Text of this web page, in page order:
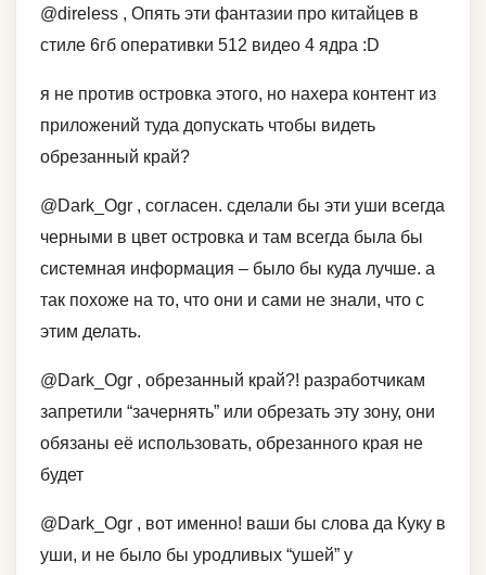
@direless , Опять эти фантазии про китайцев в
стиле 6гб оперативки 512 видео 4 ядра :D
я не против островка этого, но нахера контент из
приложений туда допускать чтобы видеть
обрезанный край?
@Dark_Ogr , согласен. сделали бы эти уши всегда
черными в цвет островка и там всегда была бы
системная информация – было бы куда лучше. а
так похоже на то, что они и сами не знали, что с
этим делать.
@Dark_Ogr , обрезанный край?! разработчикам
запретили “зачернять” или обрезать эту зону, они
обязаны её использовать, обрезанного края не
будет
@Dark_Ogr , вот именно! ваши бы слова да Куку в
уши, и не было бы уродливых “ушей” у